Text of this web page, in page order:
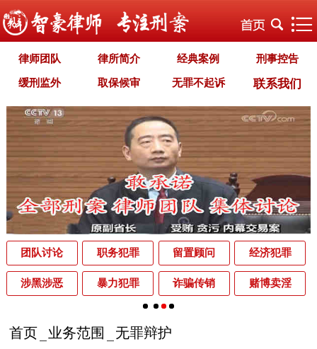
律师团队 律所简介 经典案例 刑事控告
缓刑监外 取保候审 无罪不起诉 联系我们
职务犯罪 经济犯罪 毒品犯罪 罪名专题
智豪文化 自首立功 首席律师致辞 智豪视野
刑罚种类 刑事法规 犯罪释义 刑事知识
法律援助 刑事资讯 刑事文书 案件动态
辩护词集 常见问题 办理中的案件 业务范围
为什么选择智豪 办案机关 中国法律讲堂 辨别伪专业
罪名解析库 网站地图
团队讨论 职务犯罪 留置顾问 经济犯罪
涉黑涉恶 暴力犯罪 诈骗传销 赌博卖淫
首页 业务范围 无罪辩护